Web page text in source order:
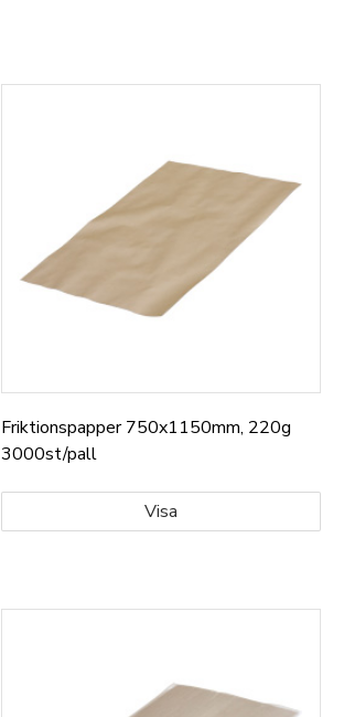
Friktionspapper 750x1150mm, 220g
3000st/pall
Visa